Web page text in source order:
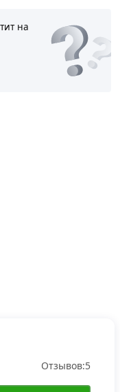
на
Отзывов:5